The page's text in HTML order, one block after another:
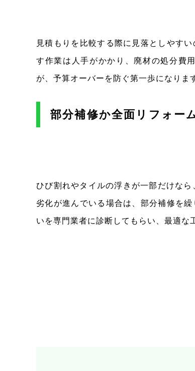
見積もりを比較する際に見落としやす
す作業は人手がかかり、廃材の処分費
が、予算オーバーを防ぐ第一歩になりま
部分補修か全面リフォー
ひび割れやタイルの浮きが一部だけな
劣化が進んでいる場合は、部分補修を
いを専門業者に診断してもらい、最適な